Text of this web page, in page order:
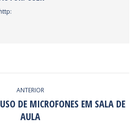
http:
ANTERIOR
Post
anterior:
DE MICROFONES EM SALA DE
AULA